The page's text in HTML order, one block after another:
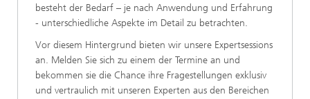
besteht der Bedarf – je nach Anwendung und Erfahrung
- unterschiedliche Aspekte im Detail zu betrachten.
Vor diesem Hintergrund bieten wir unsere Expertsessions
an. Melden Sie sich zu einem der Termine an und
bekommen sie die Chance ihre Fragestellungen exklusiv
und vertraulich mit unseren Experten aus den Bereichen